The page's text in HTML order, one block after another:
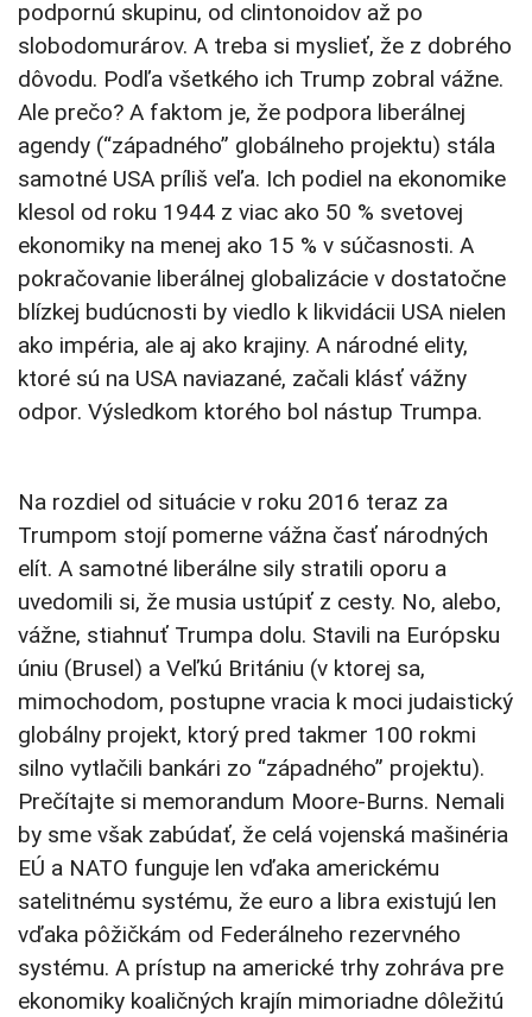
podpornú skupinu, od clintonoidov až po
slobodomurárov. A treba si myslieť, že z dobrého
dôvodu. Podľa všetkého ich Trump zobral vážne.
Ale prečo? A faktom je, že podpora liberálnej
agendy (“západného” globálneho projektu) stála
samotné USA príliš veľa. Ich podiel na ekonomike
klesol od roku 1944 z viac ako 50 % svetovej
ekonomiky na menej ako 15 % v súčasnosti. A
pokračovanie liberálnej globalizácie v dostatočne
blízkej budúcnosti by viedlo k likvidácii USA nielen
ako impéria, ale aj ako krajiny. A národné elity,
ktoré sú na USA naviazané, začali klásť vážny
odpor. Výsledkom ktorého bol nástup Trumpa.
Na rozdiel od situácie v roku 2016 teraz za
Trumpom stojí pomerne vážna časť národných
elít. A samotné liberálne sily stratili oporu a
uvedomili si, že musia ustúpiť z cesty. No, alebo,
vážne, stiahnuť Trumpa dolu. Stavili na Európsku
úniu (Brusel) a Veľkú Britániu (v ktorej sa,
mimochodom, postupne vracia k moci judaistický
globálny projekt, ktorý pred takmer 100 rokmi
silno vytlačili bankári zo “západného” projektu).
Prečítajte si memorandum Moore-Burns. Nemali
by sme však zabúdať, že celá vojenská mašinéria
EÚ a NATO funguje len vďaka americkému
satelitnému systému, že euro a libra existujú len
vďaka pôžičkám od Federálneho rezervného
systému. A prístup na americké trhy zohráva pre
ekonomiky koaličných krajín mimoriadne dôležitú